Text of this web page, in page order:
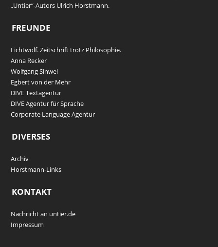
„Untier“-Autors Ulrich Horstmann.
FREUNDE
Lichtwolf. Zeitschrift trotz Philosophie.
Anna Recker
Wolfgang Sinwel
Egbert von der Mehr
DIVE Textagentur
DIVE Agentur für Sprache
Corporate Language Agentur
DIVERSES
Archiv
Horstmann-Links
KONTAKT
Nachricht an untier.de
Impressum